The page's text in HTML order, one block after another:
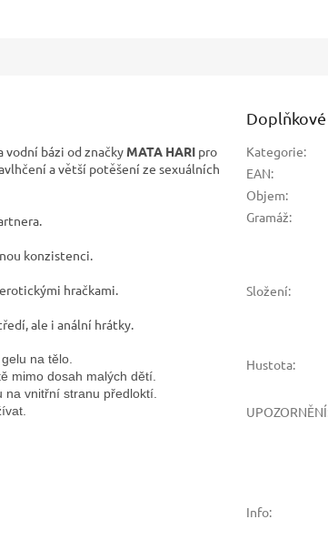
bázi od značky MATA HARI pro
a větší potěšení ze sexuálních
konzistenci.
hračkami.
ale i anální hrátky.
na tělo.
mimo dosah malých dětí.
vnitřní stranu předloktí.
Kategorie:
EAN:
Objem:
Gramáž:
Složení:
Hustota:
UPOZORNĚNÍ
Info: